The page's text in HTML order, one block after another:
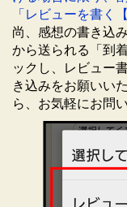
「レビューを書く
尚、感想の書き込
から送られる「到
ックし、レビュー
き込みをお願いい
ら、お気軽にお問